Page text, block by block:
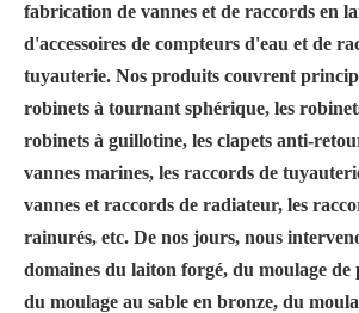
fabrication de vannes et de raccords en
d'accessoires de compteurs d'eau et de
tuyauterie. Nos produits couvrent
robinets à tournant sphérique, les
robinets à guillotine, les clapets anti-
vannes marines, les raccords de
vannes et raccords de radiateur, les
rainurés, etc. De nos jours, nous
domaines du laiton forgé, du moulage de
du moulage au sable en bronze, du